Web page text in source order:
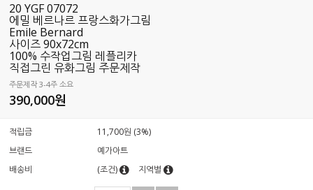
20 YGF 07072
에밀 베르나르 프랑스화가그림
Emile Bernard
사이즈 90x72cm
100% 수작업그림 레플리카
직접그린 유화그림 주문제작
주문제작 3-4주 소요
390,000원
적립금
11,700원 (3%)
브랜드
예가아트
배송비
(조건) 지역별